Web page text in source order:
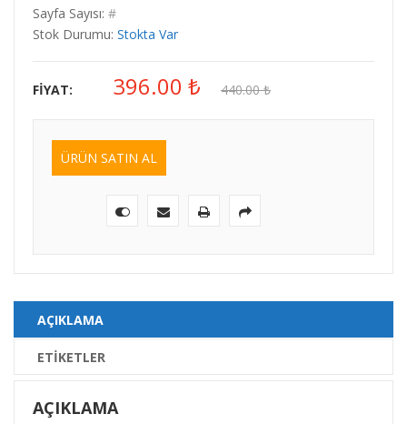
Sayfa Sayısı: #
Stok Durumu: Stokta Var
FIYAT: 396.00 ₺ 440.00₺
ÜRÜN SATIN AL
AÇIKLAMA
ETIKETLER
AÇIKLAMA